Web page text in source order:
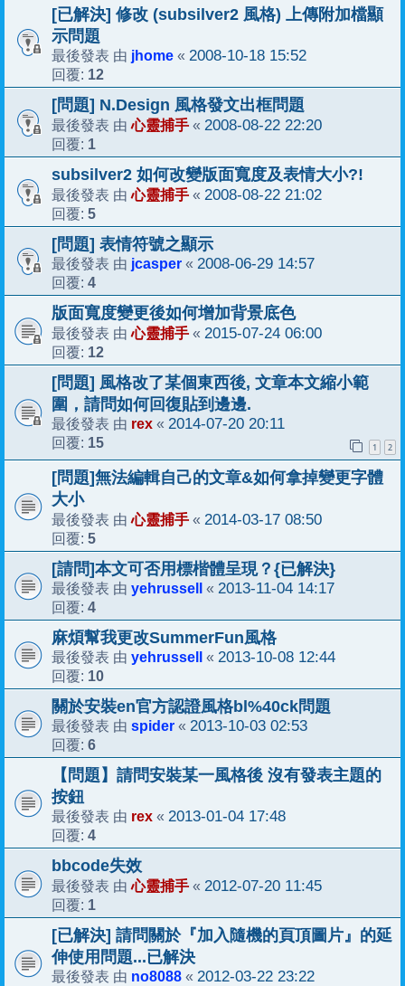
[已解決] 修改 (subsilver2 風格) 上傳附加檔顯
示問題
最後發表 由 jhome « 2008-10-18 15:52
回覆: 12
[問題] N.Design 風格發文出框問題
最後發表 由心靈捕手 « 2008-08-22 22:20
回覆: 1
subsilver2 如何改變版面寬度及表情大小?!
最後發表 由心靈捕手 « 2008-08-22 21:02
回覆: 5
[問題] 表情符號之顯示
最後發表 由 jcasper « 2008-06-29 14:57
回覆: 4
版面寬度變更後如何增加背景底色
最後發表 由心靈捕手 « 2015-07-24 06:00
回覆: 12
[問題] 風格改了某個東西後, 文章本文縮小範
圍，請問如何回復貼到邊邊.
最後發表 由 rex « 2014-07-20 20:11
回覆: 15 1 2
[問題]無法編輯自己的文章&如何拿掉變更字體
大小
最後發表 由心靈捕手 « 2014-03-17 08:50
回覆: 5
[請問]本文可否用標楷體呈現？{已解決}
最後發表 由 yehrussell « 2013-11-04 14:17
回覆: 4
麻煩幫我更改SummerFun風格
最後發表 由 yehrussell « 2013-10-08 12:44
回覆: 10
關於安裝en官方認證風格bl%40ck問題
最後發表 由 spider « 2013-10-03 02:53
回覆: 6
【問題】請問安裝某一風格後 沒有發表主題的
按鈕
最後發表 由 rex « 2013-01-04 17:48
回覆: 4
bbcode失效
最後發表 由心靈捕手 « 2012-07-20 11:45
回覆: 1
[已解決] 請問關於『加入隨機的頁頂圖片』的延
伸使用問題...已解決
最後發表 由 no8088 « 2012-03-22 23:22